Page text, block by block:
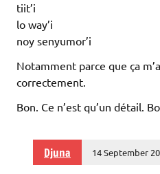
tiit’i
lo way’i
noy senyumor’i
Notamment parce que ça
correctement.
Bon. Ce n’est qu’un détail.
Djuna 14 September